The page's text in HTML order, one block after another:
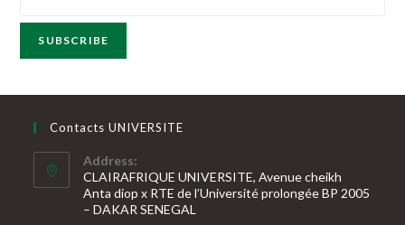
Contacts UNIVERSITE
Address:
CLAIRAFRIQUE UNIVERSITE, Avenue cheikh
Anta diop x RTE de l’Université prolongée BP 2005
– DAKAR SENEGAL